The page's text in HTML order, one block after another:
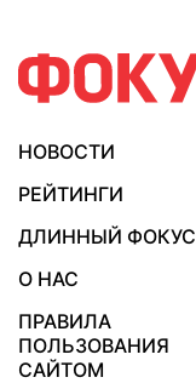
НОВОСТИ
РЕЙТИНГИ
ДЛИННЫЙ ФОКУС
О НАС
ПРАВИЛА
ПОЛЬЗОВАНИЯ
САЙТОМ